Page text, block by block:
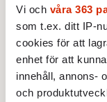
Vi och våra 363
som t.ex. ditt IP-
cookies för att
enhet för att
innehåll, annons-
och
STICKET
1.Bitte Assarmo:
2.Sakine Madon:
vänstern för
UTRIKES